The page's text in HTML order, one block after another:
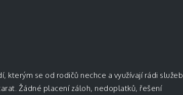
kterým se od rodičů nechce a využívají rádi služeb
Žádné placení záloh, nedoplatků, řešení